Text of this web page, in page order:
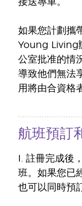
如果您計劃攜
Young Living
公室批准的情
導致他們無法
用將由合資格
航班預訂
I. 註冊完成後
班。如果您已
也可以同時預